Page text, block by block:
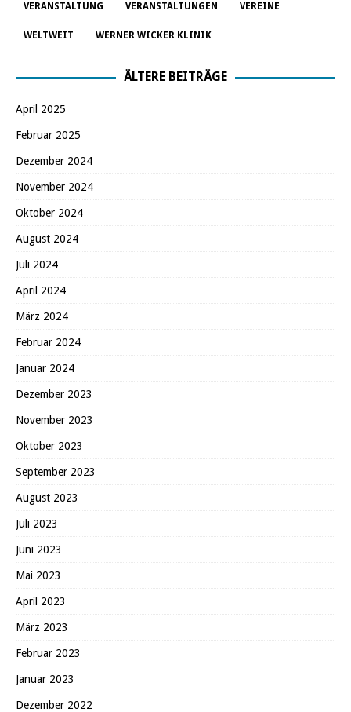
VERANSTALTUNG VERANSTALTUNGEN VEREINE
WELTWEIT WERNER WICKER KLINIK
ÄLTERE BEITRÄGE
April 2025
Februar 2025
Dezember 2024
November 2024
Oktober 2024
August 2024
Juli 2024
April 2024
März 2024
Februar 2024
Januar 2024
Dezember 2023
November 2023
Oktober 2023
September 2023
August 2023
Juli 2023
Juni 2023
Mai 2023
April 2023
März 2023
Februar 2023
Januar 2023
Dezember 2022